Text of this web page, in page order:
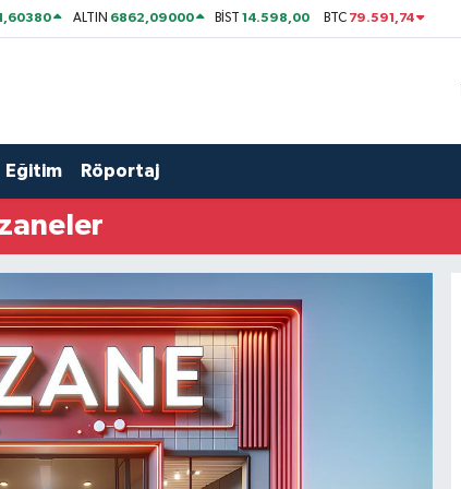
ALTIN 6862,09000 BİST14.598,00 BTC 79.591,74
Eğitim Röportaj